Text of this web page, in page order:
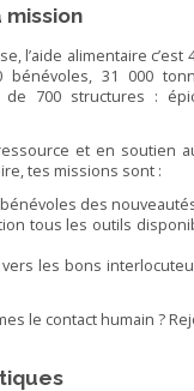
l’aide alimentaire
bénévoles, 31 000
700 structures :
et en soutien
tes missions sont :
des nouveautés
tous les outils
les bons
le contact humain ?